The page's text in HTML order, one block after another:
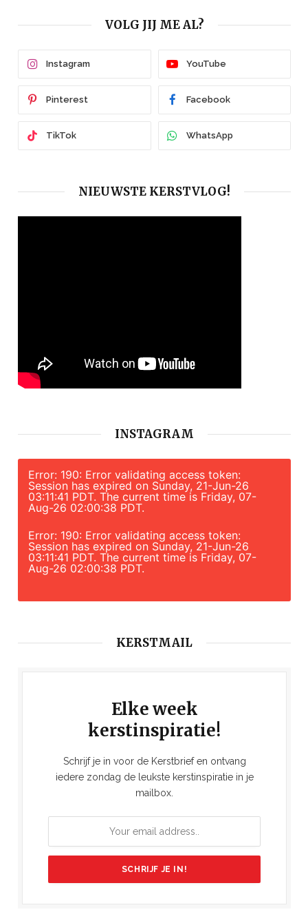
VOLG JIJ ME AL?
Instagram YouTube
Pinterest Facebook
TikTok WhatsApp
NIEUWSTE KERSTVLOG!
INSTAGRAM
Error: 190: Error validating access token:
Session has expired on Sunday, 21-Jun-26
03:11:41 PDT. The current time is Friday, 07-
Aug-26 02:00:38 PDT.
Error: 190: Error validating access token:
Session has expired on Sunday, 21-Jun-26
03:11:41 PDT. The current time is Friday, 07-
Aug-26 02:00:38 PDT.
KERSTMAIL
Elke week
kerstinspiratie!
Schrijf je in voor de Kerstbrief en ontvang
iedere zondag de leukste kerstinspiratie in je
mailbox.